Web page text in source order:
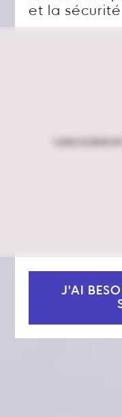
et la
J'AI